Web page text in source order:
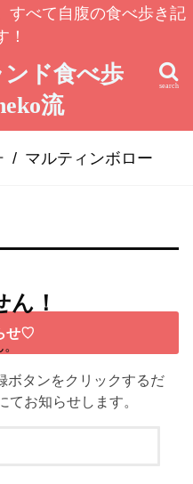
すべて自腹の食べ歩き記
！
ド食べ歩
流
search
マルティンボロー
！
。
せ♡
ボタンをクリックするだ
お知らせします。